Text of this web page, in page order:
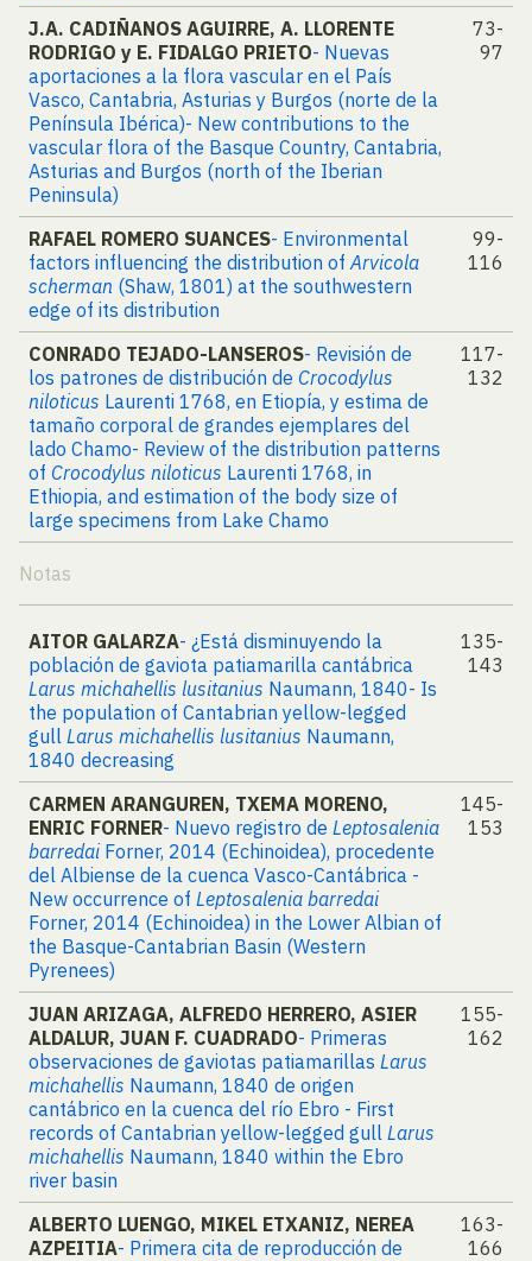
J.A. CADIÑANOS AGUIRRE, A. LLORENTE
RODRIGO y E. FIDALGO PRIETO- Nuevas
aportaciones a la flora vascular en el País
Vasco, Cantabria, Asturias y Burgos (norte de la
Península Ibérica)- New contributions to the
vascular flora of the Basque Country, Cantabria,
Asturias and Burgos (north of the Iberian
Peninsula)
73-
97
RAFAEL ROMERO SUANCES- Environmental
factors influencing the distribution ofArvicola
scherman (Shaw, 1801) at the southwestern
edge of its distribution
99-
116
CONRADO TEJADO-LANSEROS- Revisión de
los patrones de distribución de Crocodylus
niloticus Laurenti 1768, en Etiopía, y estima de
tamaño corporal de grandes ejemplares del
lado Chamo- Review of the distribution patterns
of Crocodylus niloticus Laurenti 1768, in
Ethiopia, and estimation of the body size of
large specimens from Lake Chamo
117-
132
Notas
AITOR GALARZA- ¿Está disminuyendo la
población de gaviota patiamarilla cantábrica
Larus michahellis lusitanius Naumann, 1840- Is
the population of Cantabrian yellow-legged
gull Larus michahellis lusitanius Naumann,
1840 decreasing
135-
143
CARMEN ARANGUREN, TXEMA MORENO,
ENRIC FORNER- Nuevo registro de Leptosalenia
barredaiForner, 2014 (Echinoidea), procedente
del Albiense de la cuenca Vasco-Cantábrica -
New occurrence of Leptosalenia barredai
Forner, 2014 (Echinoidea) in the Lower Albian of
the Basque-Cantabrian Basin (Western
Pyrenees)
145-
153
JUAN ARIZAGA, ALFREDO HERRERO, ASIER
ALDALUR, JUAN F. CUADRADO- Primeras
observaciones de gaviotas patiamarillas Larus
michahellis Naumann, 1840 de origen
cantábrico en la cuenca del río Ebro - First
records of Cantabrian yellow-legged gull Larus
michahellis Naumann, 1840 within the Ebro
river basin
155-
162
ALBERTO LUENGO, MIKEL ETXANIZ, NEREA
AZPEITIA- Primera cita de reproducción de
163-
166